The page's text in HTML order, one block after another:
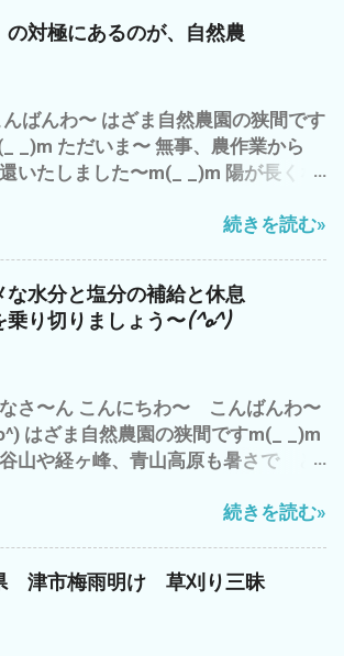
対極にあるのが、自然農
んばんわ〜 はざま自然農園の狭間です
_)m ただいま〜 無事、農作業から
いたしました〜m(_ _)m 陽が長くな
∀・) でも、 空気は、少し重く お天気
のバイトを午前中に完了させ、 早く、
になりたいか？ 子供のまま のほ
イイのか？ - 6月 04, 2023 午後から
導や補修など ジャンボニンニク も、
収穫 これは、来年の種芋に^^; や
、 夕方になると、 藪蚊が〜(*´ω｀*)
最近の流行りの言葉？ で、 「コスパ
い 」 って言葉 パフォーマンス＝成
コスト＝物を生産するのにかかる費
原価 つまり、 成果と生産量の対比が
続きを読む»
水分と塩分の補給と休息
乗り切りましょう〜(^o^)
さ〜ん こんにちわ〜 こんばんわ〜
はざま自然農園の狭間ですm(_ _)m
山や経ヶ峰、青山高原も暑さで ど
〜 三重県 津市では、 梅雨明けから
滅入るが、 猛暑も・・・・・・・・
｀*) ところで、 わたしゃ〜 相変わら
続きを読む»
津市梅雨明け 草刈り三昧